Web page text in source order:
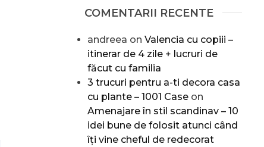
COMENTARII RECENTE
andreea on Valencia cu copiii –
itinerar de 4 zile + lucruri de
făcut cu familia
3 trucuri pentru a-ti decora casa
cu plante – 1001 Case on
Amenajare în stil scandinav – 10
idei bune de folosit atunci când
îți vine cheful de redecorat